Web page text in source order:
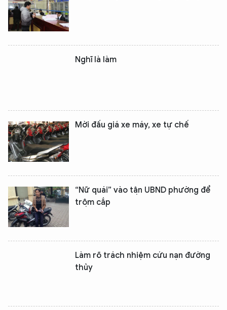
Nghĩ là làm
Mời đấu giá xe máy, xe tự chế
“Nữ quái” vào tận UBND phường để
trộm cắp
Làm rõ trách nhiệm cứu nạn đường
thủy